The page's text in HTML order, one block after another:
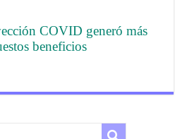
COVID generó más
beneficios